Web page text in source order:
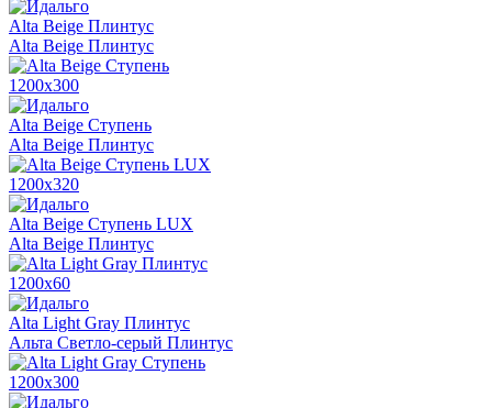
Alta Beige Плинтус
Alta Beige Плинтус
1200х300
Alta Beige Ступень
Alta Beige Плинтус
1200х320
Alta Beige Ступень LUX
Alta Beige Плинтус
1200х60
Alta Light Gray Плинтус
Альта Светло-серый Плинтус
1200х300